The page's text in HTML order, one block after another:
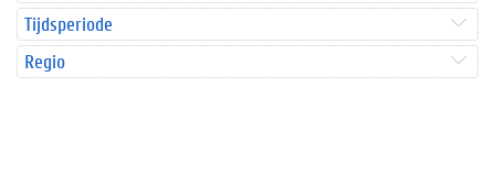
Tijdsperiode
Regio